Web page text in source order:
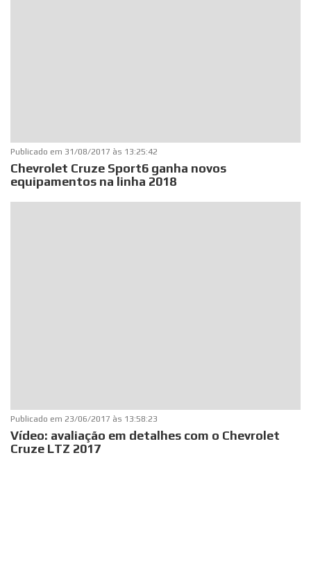
Publicado em 31/08/2017 às 13:25:42
Chevrolet Cruze Sport6 ganha novos
equipamentos na linha 2018
Publicado em 23/06/2017 às 13:58:23
Vídeo: avaliação em detalhes com o Chevrolet
Cruze LTZ 2017